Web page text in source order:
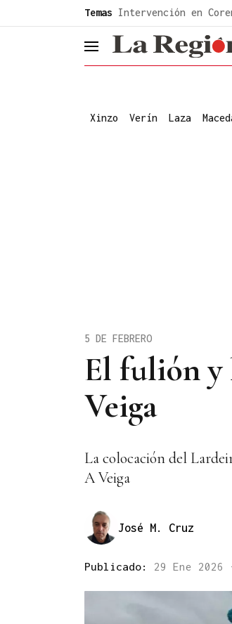
Temas Intervención en
header.menu.open
Xinzo Verín Laza
El fulión y
Veiga
5 DE FEBRERO
La colocación del
A Veiga
José M. Cruz
Publicado: 29 Ene 2026